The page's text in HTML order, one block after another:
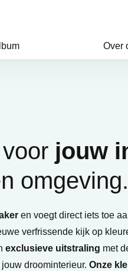
Over
voor jouw
omgeving.
en voegt direct iets toe
verfrissende kijk op
exclusieve uitstraling met
droominterieur. Onze